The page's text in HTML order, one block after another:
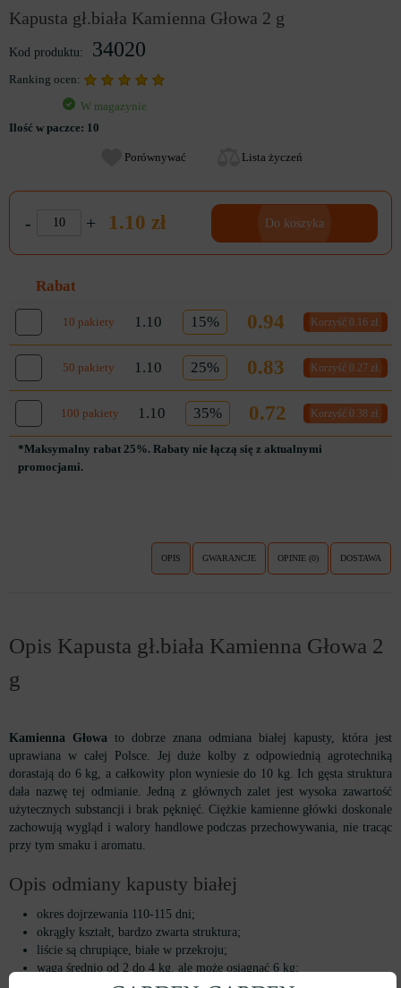
Kapusta gł.biała Kamienna Głowa 2 g
Kod produktu: 34020
Ranking ocen:
W magazynie
Ilość w paczce: 10
Porównywać Lista życzeń
- + 1.10 zł Do koszyka
Rabat
10 pakiety 1.10 15% 0.94 Korzyść 0.16 zł.
50 pakiety 1.10 25% 0.83 Korzyść 0.27 zł.
100 pakiety 1.10 35% 0.72 Korzyść 0.38 zł.
*Maksymalny rabat 25%. Rabaty nie łączą się z aktualnymi
promocjami.
OPIS GWARANCJE OPINIE (0) DOSTAWA
Opis Kapusta gł.biała Kamienna Głowa 2
g
Kamienna Głowa to dobrze znana odmiana białej kapusty, która jest
uprawiana w całej Polsce. Jej duże kolby z odpowiednią agrotechniką
dorastają do 6 kg, a całkowity plon wyniesie do 10 kg. Ich gęsta struktura
dała nazwę tej odmianie. Jedną z głównych zalet jest wysoka zawartość
użytecznych substancji i brak pęknięć. Ciężkie kamienne główki doskonale
zachowują wygląd i walory handlowe podczas przechowywania, nie tracąc
przy tym smaku i aromatu.
Opis odmiany kapusty białej
okres dojrzewania 110-115 dni;
okrągły kształt, bardzo zwarta struktura;
liście są chrupiące, białe w przekroju;
waga średnio od 2 do 4 kg, ale może osiągnąć 6 kg;